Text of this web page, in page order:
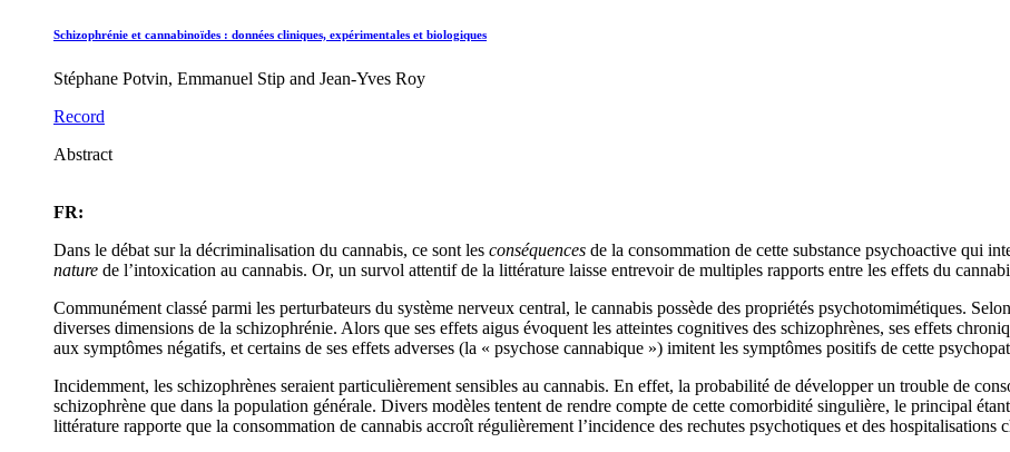
Schizophrénie et cannabinoïdes : données cliniques, expérimentales et biologiques
Stéphane Potvin, Emmanuel Stip and Jean-Yves Roy
Record
Abstract
FR:
Dans le débat sur la décriminalisation du cannabis, ce sont les conséquences de la consommation de cette substance psychoactive qui
nature de l’intoxication au cannabis. Or, un survol attentif de la littérature laisse entrevoir de multiples rapports entre les effets du
Communément classé parmi les perturbateurs du système nerveux central, le cannabis possède des propriétés psychotomimétiques.
diverses dimensions de la schizophrénie. Alors que ses effets aigus évoquent les atteintes cognitives des schizophrènes, ses effets
aux symptômes négatifs, et certains de ses effets adverses (la « psychose cannabique ») imitent les symptômes positifs de cette
Incidemment, les schizophrènes seraient particulièrement sensibles au cannabis. En effet, la probabilité de développer un trouble de
schizophrène que dans la population générale. Divers modèles tentent de rendre compte de cette comorbidité singulière, le principal
littérature rapporte que la consommation de cannabis accroît régulièrement l’incidence des rechutes psychotiques et des hospitalisations